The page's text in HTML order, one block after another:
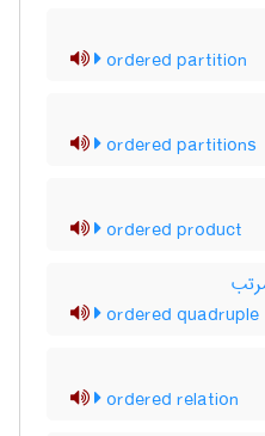
ordered partition
ordered partitions
ordered product
ordered quadruple
ordered relation